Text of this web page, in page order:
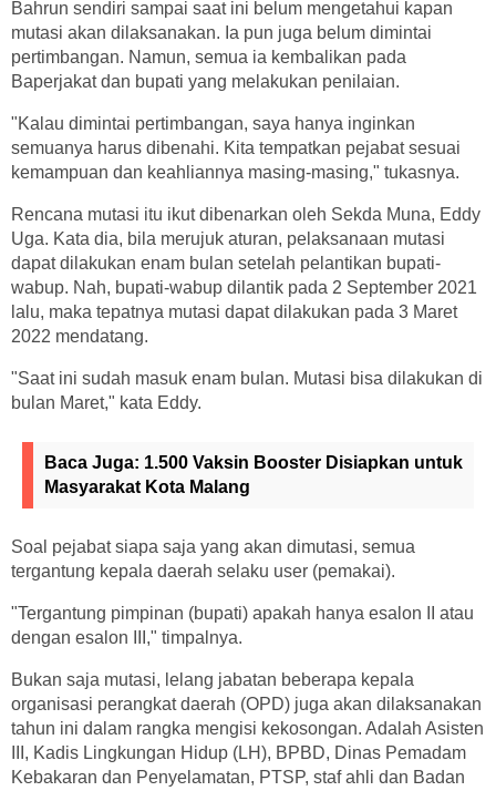
Bahrun sendiri sampai saat ini belum mengetahui kapan
mutasi akan dilaksanakan. Ia pun juga belum dimintai
pertimbangan. Namun, semua ia kembalikan pada
Baperjakat dan bupati yang melakukan penilaian.
"Kalau dimintai pertimbangan, saya hanya inginkan
semuanya harus dibenahi. Kita tempatkan pejabat sesuai
kemampuan dan keahliannya masing-masing," tukasnya.
Rencana mutasi itu ikut dibenarkan oleh Sekda Muna, Eddy
Uga. Kata dia, bila merujuk aturan, pelaksanaan mutasi
dapat dilakukan enam bulan setelah pelantikan bupati-
wabup. Nah, bupati-wabup dilantik pada 2 September 2021
lalu, maka tepatnya mutasi dapat dilakukan pada 3 Maret
2022 mendatang.
"Saat ini sudah masuk enam bulan. Mutasi bisa dilakukan di
bulan Maret," kata Eddy.
Baca Juga: 1.500 Vaksin Booster Disiapkan untuk
Masyarakat Kota Malang
Soal pejabat siapa saja yang akan dimutasi, semua
tergantung kepala daerah selaku user (pemakai).
"Tergantung pimpinan (bupati) apakah hanya esalon II atau
dengan esalon III," timpalnya.
Bukan saja mutasi, lelang jabatan beberapa kepala
organisasi perangkat daerah (OPD) juga akan dilaksanakan
tahun ini dalam rangka mengisi kekosongan. Adalah Asisten
III, Kadis Lingkungan Hidup (LH), BPBD, Dinas Pemadam
Kebakaran dan Penyelamatan, PTSP, staf ahli dan Badan